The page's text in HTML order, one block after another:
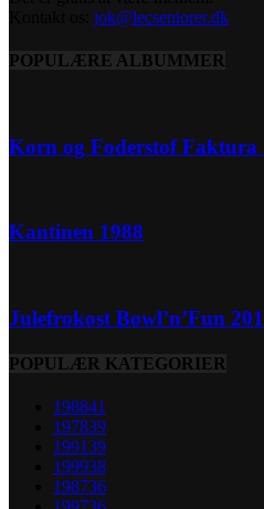
jok@lecseniorer.dk
POPULÆRE ALBUMMER
Korn og Foderstof Faktura
Kantinen 1988
Julefrokost Bowl’n’Fun
POPULÆR KATEGORIER
198841
197839
199139
199938
198736